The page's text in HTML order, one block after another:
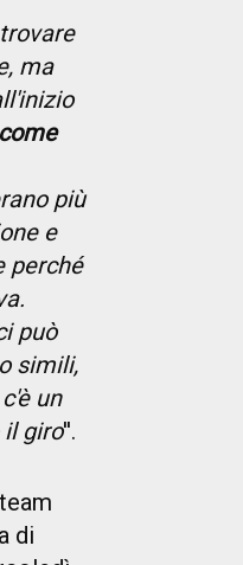
ma
più
e
perché
può
simili,
un
giro''.
di